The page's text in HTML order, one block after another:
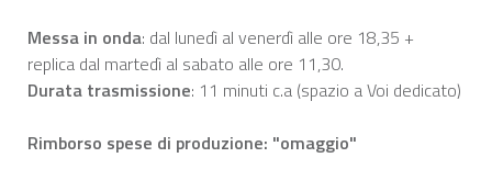
Messa in onda: dal lunedì al venerdì alle ore 18,35 +
replica dal martedì al sabato alle ore 11,30.
Durata trasmissione: 11 minuti c.a (spazio a Voi dedicato)
Rimborso spese di produzione: "omaggio"